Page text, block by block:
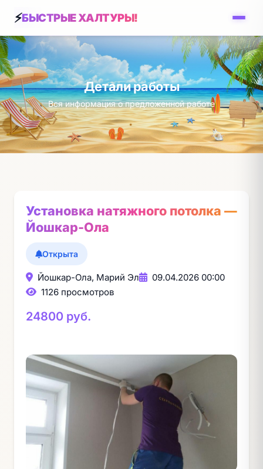
БЫСТРЫЕ ХАЛТУРЫ!
Детали работы
Вся информация о предложенной работе
Установка натяжного потолка —
Йошкар-Ола
Открыта
Йошкар-Ола, Марий Эл
09.04.2026 00:00
1126 просмотров
24800 руб.